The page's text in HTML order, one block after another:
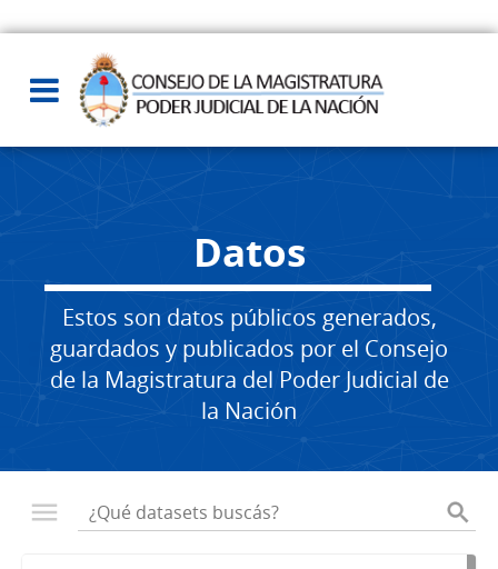
Datos
Estos son datos públicos generados,
guardados y publicados por el Consejo
de la Magistratura del Poder Judicial de
la Nación